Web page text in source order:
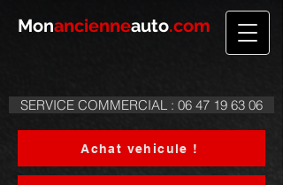
Monancienneauto.com
SERVICE COMMERCIAL : 06 47 19 63 06
Achat vehicule !